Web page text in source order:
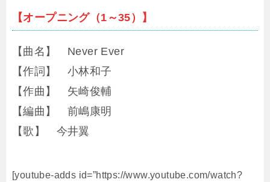
【オープニング（1～35）】
【曲名】 Never Ever
【作詞】 小林和子
【作曲】 矢崎俊輔
【編曲】 前嶋康明
【歌】 今井翼
[youtube-adds id=”https://www.youtube.com/watch?